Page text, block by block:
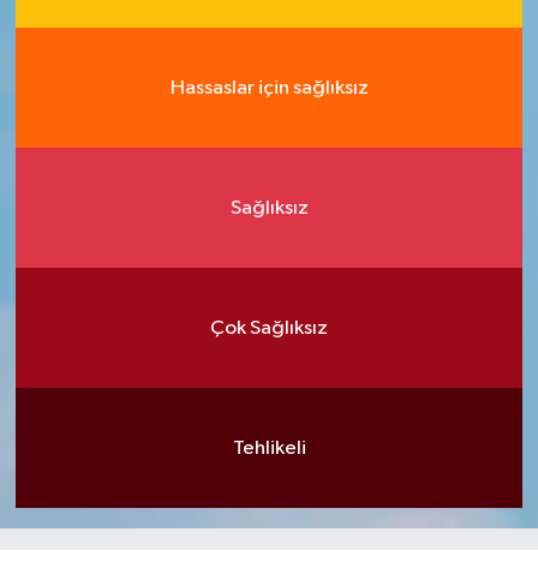
Hassaslar için sağlıksız
Sağlıksız
Çok Sağlıksız
Tehlikeli